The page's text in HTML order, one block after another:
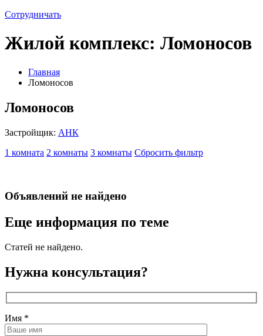
Сотрудничать
Жилой комплекс: Ломоносов
Главная
Ломоносов
Ломоносов
Застройщик: АНК
1 комната 2 комнаты 3 комнаты Сбросить фильтр
Объявлений не найдено
Еще информация по теме
Статей не найдено.
Нужна консультация?
Имя *